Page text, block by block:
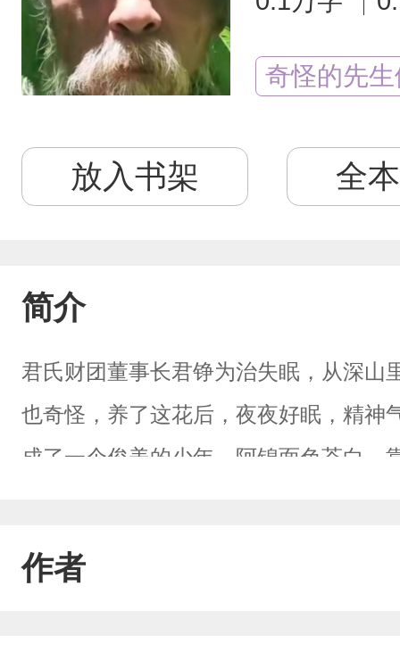
奇怪的先生
放入书架 全
简介
君氏财团董事长君铮为治失眠，从深山
也奇怪，养了这花后，夜夜好眠，精神
成了一个俊美的少年。阿锦面色苍白，
打断？”2君铮按住阿锦，“你最近怎么
作者